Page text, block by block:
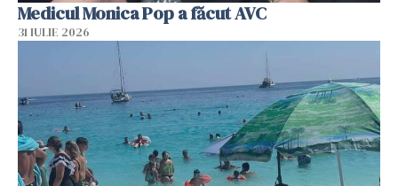
Medicul Monica Pop a făcut AVC
31 IULIE 2026